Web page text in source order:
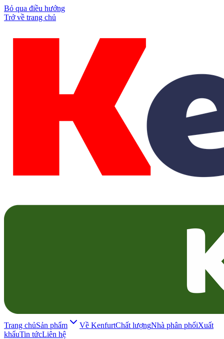
Bỏ qua điều hướng
Trở về trang chủ
Trang chủSản phẩm Về KenfurtChất lượngNhà phân phốiXuất
khẩuTin tứcLiên hệ